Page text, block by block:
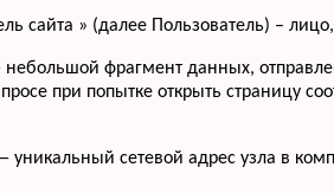
сайта » (далее Пользователь) –
небольшой фрагмент данных,
при попытке открыть страницу
уникальный сетевой адрес узла в